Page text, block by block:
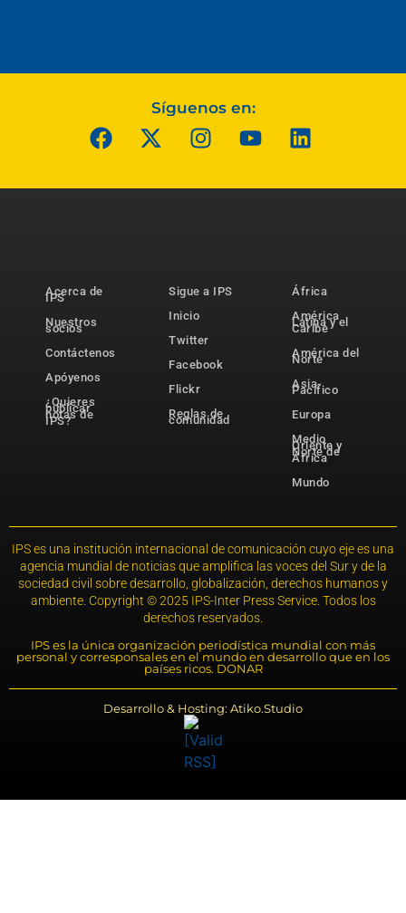
Síguenos en:
Acerca de
IPS
Nuestros
socios
Contáctenos
Apóyenos
¿Quieres
publicar
notas de
IPS?
Sigue a IPS
Inicio
Twitter
Facebook
Flickr
Reglas de
comunidad
África
América
Latina y el
Caribe
América del
Norte
Asia-
Pacífico
Europa
Medio
Oriente y
Norte de
África
Mundo
IPS es una institución internacional de comunicación cuyo eje es una
agencia mundial de noticias que amplifica las voces del Sur y de la
sociedad civil sobre desarrollo, globalización, derechos humanos y
ambiente. Copyright © 2025 IPS-Inter Press Service. Todos los
derechos reservados.
IPS es la única organización periodística mundial con más
personal y corresponsales en el mundo en desarrollo que en los
países ricos. DONAR
Desarrollo & Hosting: Atiko.Studio